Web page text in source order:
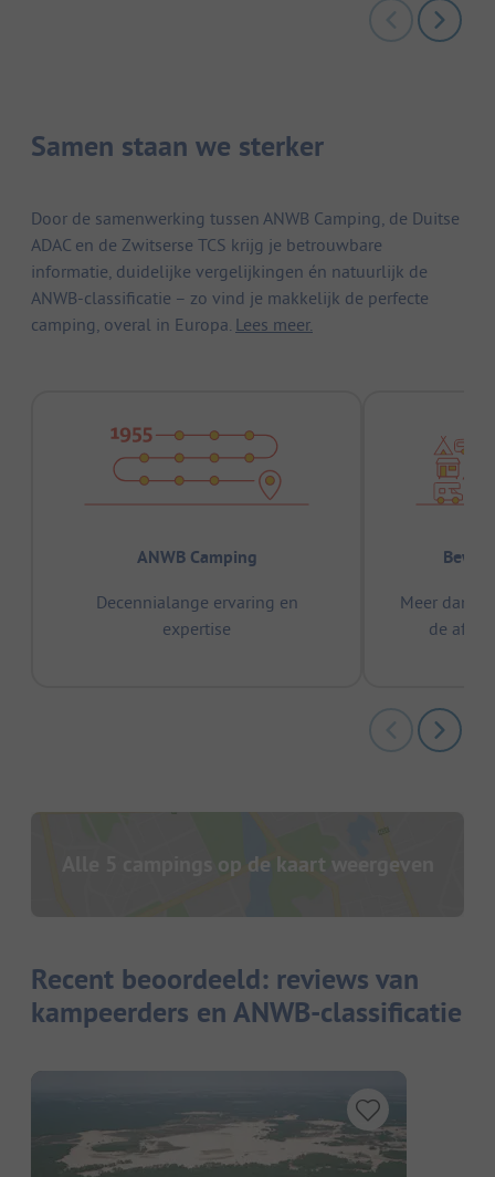
Samen staan we sterker
Door de samenwerking tussen ANWB Camping, de Duitse
ADAC en de Zwitserse TCS krijg je betrouwbare
informatie, duidelijke vergelijkingen én natuurlijk de
ANWB-classificatie – zo vind je makkelijk de perfecte
camping, overal in Europa. Lees meer.
ANWB Camping
Decennialange ervaring en
expertise
Meer dan
de
Alle 5 campings op de kaart weergeven
Recent beoordeeld: reviews van
kampeerders en ANWB-classificatie